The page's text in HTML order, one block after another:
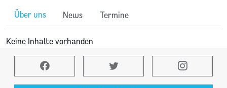
Über uns News Termine
Keine Inhalte vorhanden